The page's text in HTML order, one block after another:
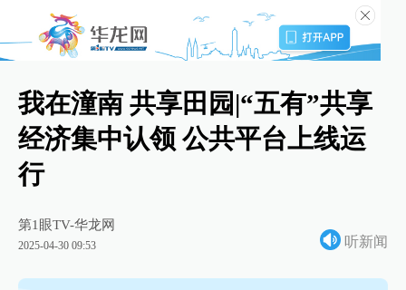
我在潼南 共享田园|“五有”共享
经济集中认领 公共平台上线运
行
第1眼TV-华龙网
2025-04-30 09:53 听新闻